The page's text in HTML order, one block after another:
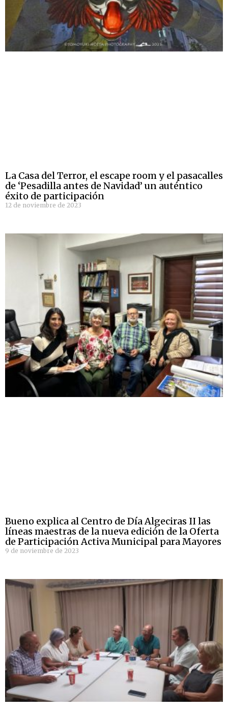
La Casa del Terror, el escape room y el pasacalles
de ‘Pesadilla antes de Navidad’ un auténtico
éxito de participación
12 de noviembre de 2023
Bueno explica al Centro de Día Algeciras II las
líneas maestras de la nueva edición de la Oferta
de Participación Activa Municipal para Mayores
9 de noviembre de 2023